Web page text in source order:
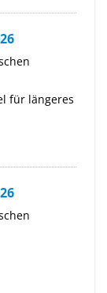
für längeres